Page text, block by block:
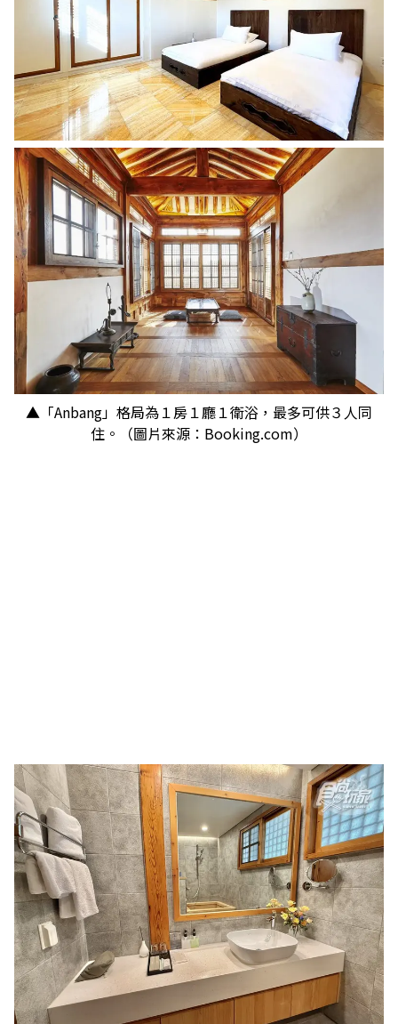
▲「Anbang」格局為１房１廳１衛浴，最多可供３人同
住。（圖片來源：Booking.com）